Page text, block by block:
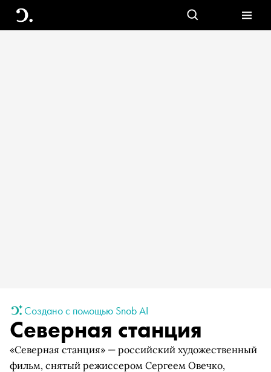
Создано с помощью Snob AI
Северная станция
«Северная станция» — российский художественный
фильм, снятый режиссером Сергеем Овечко,